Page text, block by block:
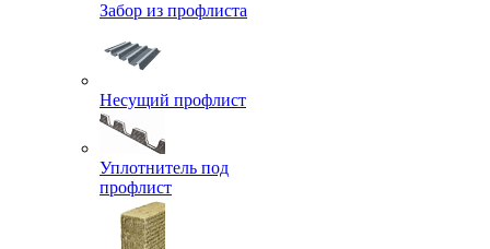
Забор из профлиста
Несущий профлист
Уплотнитель под
профлист